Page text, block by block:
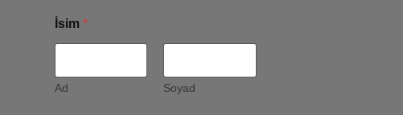
İsim *
Ad Soyad